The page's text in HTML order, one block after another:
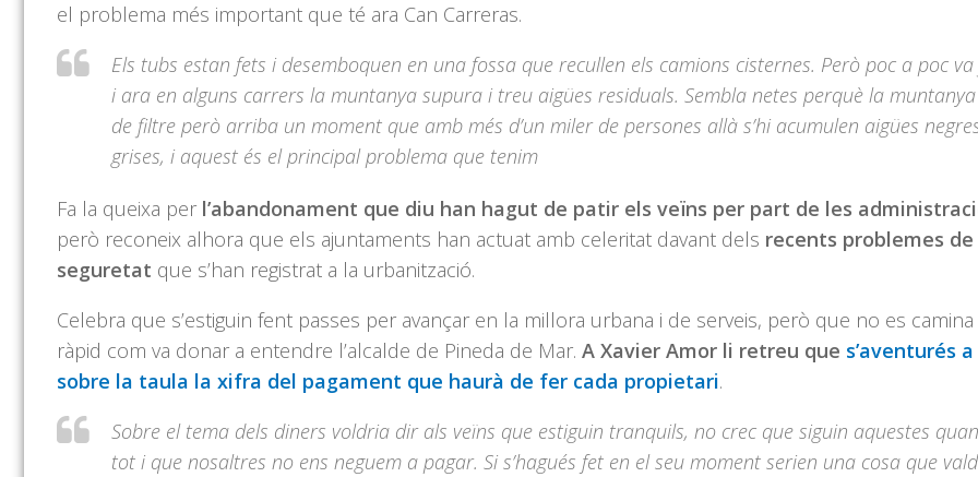
el problema més important que té ara Can Carreras.
Els tubs estan fets i desemboquen en una fossa que recullen els camions cisternes. Però poc a poc
i ara en alguns carrers la muntanya supura i treu aigües residuals. Sembla netes perquè la
de filtre però arriba un moment que amb més d’un miler de persones allà s’hi acumulen aigües
grises, i aquest és el principal problema que tenim
Fa la queixa per l’abandonament que diu han hagut de patir els veïns per part de les
però reconeix alhora que els ajuntaments han actuat amb celeritat davant dels recents problemes de
seguretat que s’han registrat a la urbanització.
Celebra que s’estiguin fent passes per avançar en la millora urbana i de serveis, però que no es
ràpid com va donar a entendre l’alcalde de Pineda de Mar. A Xavier Amor li retreu que s’aventurés
sobre la taula la xifra del pagament que haurà de fer cada propietari.
Sobre el tema dels diners voldria dir als veïns que estiguin tranquils, no crec que siguin aquestes
tot i que nosaltres no ens neguem a pagar. Si s’hagués fet en el seu moment serien una cosa que